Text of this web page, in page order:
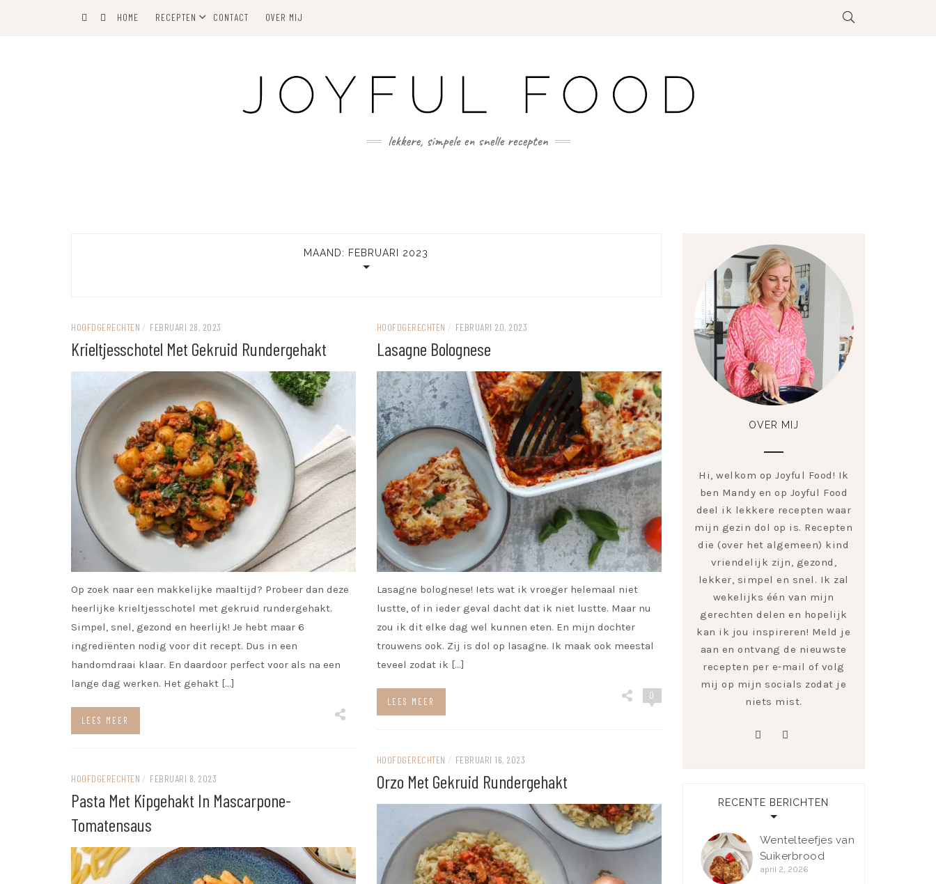
HOME RECEPTEN CONTACT OVER MIJ
MAAND: FEBRUARI 2023
HOOFDGERECHTEN / FEBRUARI 28, 2023
Krieltjesschotel Met Gekruid Rundergehakt
Op zoek naar een makkelijke maaltijd? Probeer dan deze
heerlijke krieltjesschotel met gekruid rundergehakt.
Simpel, snel, gezond en heerlijk! Je hebt maar 6
ingrediënten nodig voor dit recept. Dus in een
handomdraai klaar. En daardoor perfect voor als na een
lange dag werken. Het gehakt […]
LEES MEER
HOOFDGERECHTEN / FEBRUARI 20, 2023
Lasagne Bolognese
Lasagne bolognese! Iets wat ik vroeger helemaal niet
lustte, of in ieder geval dacht dat ik niet lustte. Maar nu
zou ik dit elke dag wel kunnen eten. En mijn dochter
trouwens ook. Zij is dol op lasagne. Ik maak ook meestal
teveel zodat ik […]
LEES MEER
0
HOOFDGERECHTEN / FEBRUARI 16, 2023
Orzo Met Gekruid Rundergehakt
HOOFDGERECHTEN / FEBRUARI 8, 2023
Pasta Met Kipgehakt In Mascarpone-
Tomatensaus
OVER MIJ
Hi, welkom op Joyful Food! Ik
ben Mandy en op Joyful Food
deel ik lekkere recepten waar
mijn gezin dol op is. Recepten
die (over het algemeen) kind
vriendelijk zijn, gezond,
lekker, simpel en snel. Ik zal
wekelijks één van mijn
gerechten delen en hopelijk
kan ik jou inspireren! Meld je
aan en ontvang de nieuwste
recepten per e-mail of volg
mij op mijn socials zodat je
niets mist.
RECENTE BERICHTEN
Wentelteefjes van
Suikerbrood
april 2, 2026